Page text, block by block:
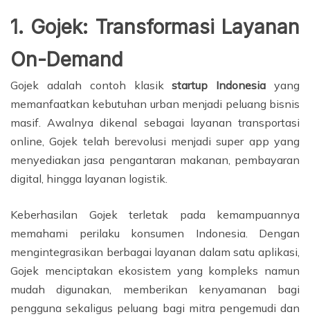
1. Gojek: Transformasi Layanan
On-Demand
Gojek adalah contoh klasikstartup Indonesia yang
memanfaatkan kebutuhan urban menjadi peluang bisnis
masif. Awalnya dikenal sebagai layanan transportasi
online, Gojek telah berevolusi menjadi super app yang
menyediakan jasa pengantaran makanan, pembayaran
digital, hingga layanan logistik.
Keberhasilan Gojek terletak pada kemampuannya
memahami perilaku konsumen Indonesia. Dengan
mengintegrasikan berbagai layanan dalam satu aplikasi,
Gojek menciptakan ekosistem yang kompleks namun
mudah digunakan, memberikan kenyamanan bagi
pengguna sekaligus peluang bagi mitra pengemudi dan